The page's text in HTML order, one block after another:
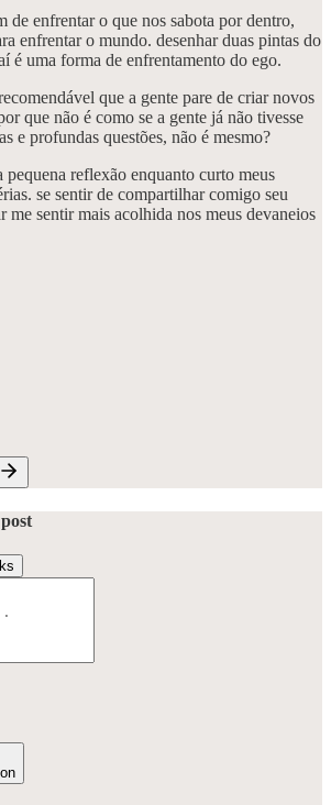
de enfrentar o que nos sabota por dentro,
enfrentar o mundo. desenhar duas pintas do
é uma forma de enfrentamento do ego.
que a gente pare de criar novos
que não é como se a gente já não tivesse
e profundas questões, não é mesmo?
pequena reflexão enquanto curto meus
se sentir de compartilhar comigo seu
me sentir mais acolhida nos meus devaneios